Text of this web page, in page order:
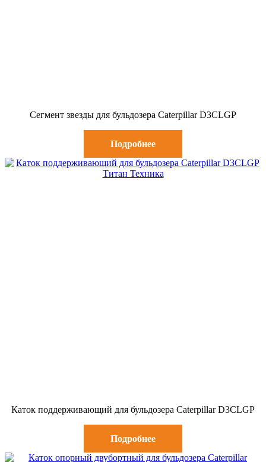
Сегмент звезды для бульдозера Caterpillar D3CLGP
Подробнее
Каток поддерживающий для бульдозера Caterpillar D3CLGP
Подробнее